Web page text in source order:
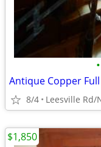
•
Antique Copper
8/4 Leesville Rd/
$1,850